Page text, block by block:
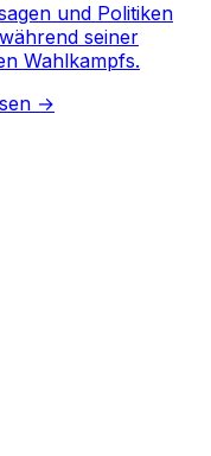
und Politiken
seiner
Wahlkampfs.
→